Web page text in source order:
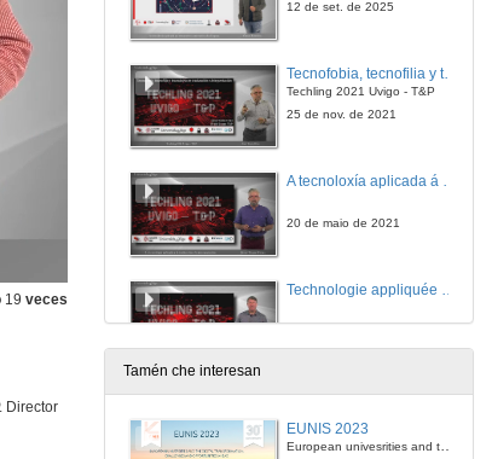
19 veces
Director
12 de set. de 2025
Techling 2021 Uvigo - T&P
25 de nov. de 2021
A tecnoloxía aplicada á tradución e a interpretación
20 de maio de 2021
A tecnoloxía aplicada ao tratamento automático das linguas
Tamén che interesan
EUNIS 2023
European univesrities and the digital transformation: challenges and opportunities ahead